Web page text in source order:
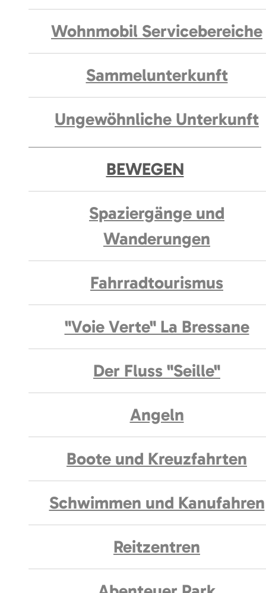
Wohnmobil Servicebereiche
Sammelunterkunft
Ungewöhnliche Unterkunft
BEWEGEN
Spaziergänge und
Wanderungen
Fahrradtourismus
"Voie Verte" La Bressane
Der Fluss "Seille"
Angeln
Boote und Kreuzfahrten
Schwimmen und Kanufahren
Reitzentren